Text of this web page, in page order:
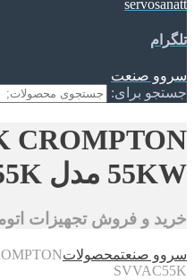
servosanatt
تلگرام
سروو صنعت
جستجو برای:
55KW مدل SVVAC55K
خرید و فروش تجهیزات
سروو صنعتمحصولات
SVVAC55K